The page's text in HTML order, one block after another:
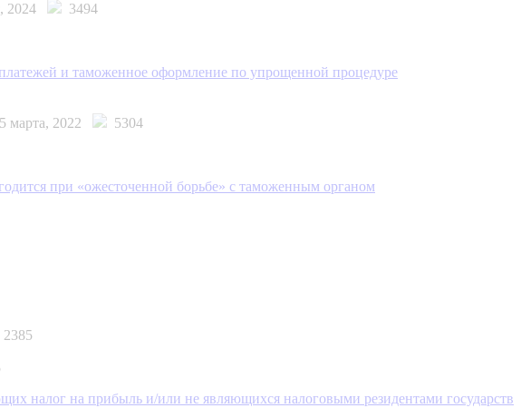
2024 3494
и таможенное оформление по упрощенной процедуре
марта, 2022 5304
при «ожесточенной борьбе» с таможенным органом
2385
налог на прибыль и/или не являющихся налоговыми резидентами государств